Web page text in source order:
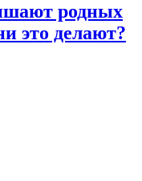
родных
это делают?